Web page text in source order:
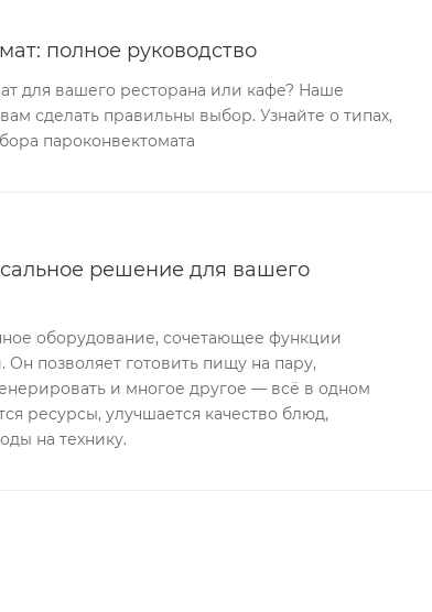
полное руководство
для вашего ресторана или кафе? Наше
сделать правильны выбор. Узнайте о типах,
пароконвектомата
решение для вашего
оборудование, сочетающее функции
позволяет готовить пищу на пару,
и многое другое — всё в одном
ресурсы, улучшается качество блюд,
на технику.